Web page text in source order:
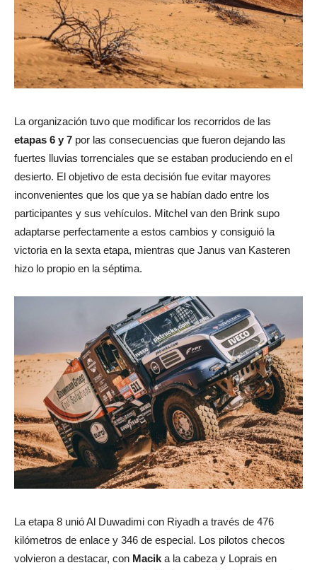
La organización tuvo que modificar los recorridos de las
etapas 6 y 7 por las consecuencias que fueron dejando las
fuertes lluvias torrenciales que se estaban produciendo en el
desierto. El objetivo de esta decisión fue evitar mayores
inconvenientes que los que ya se habían dado entre los
participantes y sus vehículos. Mitchel van den Brink supo
adaptarse perfectamente a estos cambios y consiguió la
victoria en la sexta etapa, mientras que Janus van Kasteren
hizo lo propio en la séptima.
La etapa 8 unió Al Duwadimi con Riyadh a través de 476
kilómetros de enlace y 346 de especial. Los pilotos checos
volvieron a destacar, con Macik a la cabeza y Loprais en